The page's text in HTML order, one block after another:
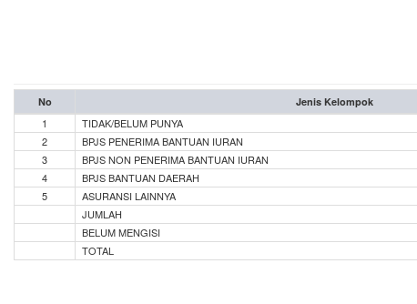
No Jenis Kelompok
1 TIDAK/BELUM PUNYA
2
BPJS PENERIMA BANTUAN IURAN
3
BPJS NON PENERIMA BANTUAN IURAN
4
BPJS BANTUAN DAERAH
5
ASURANSI LAINNYA
JUMLAH
BELUM MENGISI
TOTAL